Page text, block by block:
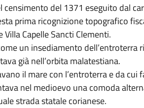
del 1371 eseguito dal
prima ricognizione topografico
Capelle Sancti Clementi.
un insediamento dell’entroterra
già nell’orbita malatestiana.
il mare con l’entroterra e da cui
nel medioevo una comoda
strada statale corianese.